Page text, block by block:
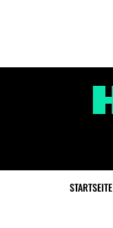
STARTSEITE